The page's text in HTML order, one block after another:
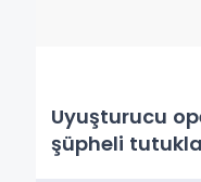
Uyuşturucu
şüpheli